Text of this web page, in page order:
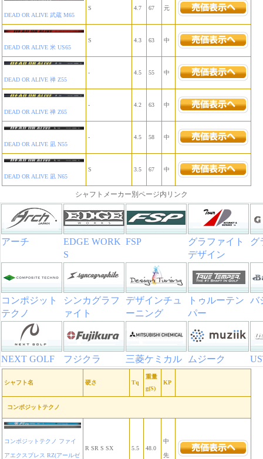
DEAD OR ALIVE 武蔵 M65
S 4.7 67 元
DEAD OR ALIVE 米 US65
S 4.3 63 中
DEAD OR ALIVE 禅 Z55
- 4.5 55 中
DEAD OR ALIVE 禅 Z65
- 4.2 63 中
DEAD OR ALIVE 凪 N55
- 4.5 58 中
DEAD OR ALIVE 凪 N65
S 3.5 67 中
シャフトメーカー別ページ内リンク
アーチ
EDGE WORK
S
FSP
グラファイト
デザイン
グ
コンポジット
テクノ
シンカグラフ
ァイト
デザインチュ
ーニング
トゥルーテン
パー
バ
NEXT GOLF フジクラ 三菱ケミカル ムジーク
シャフト名 硬さ Tq
重量
g(S)
KP
コンポジットテクノ
コンポジットテクノ ファイ
アエクスプレス RZ(アールゼ
R SR S SX 5.5 48.0
中
先